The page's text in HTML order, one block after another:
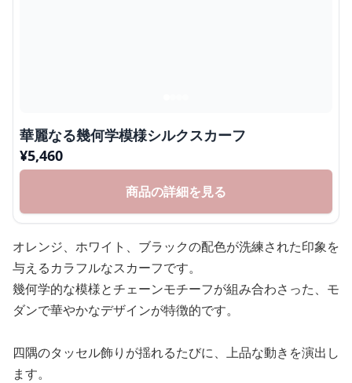
華麗なる幾何学模様シルクスカーフ
¥5,460
商品の詳細を見る
オレンジ、ホワイト、ブラックの配色が洗練された印象を
与えるカラフルなスカーフです。
幾何学的な模様とチェーンモチーフが組み合わさった、モ
ダンで華やかなデザインが特徴的です。
四隅のタッセル飾りが揺れるたびに、上品な動きを演出し
ます。